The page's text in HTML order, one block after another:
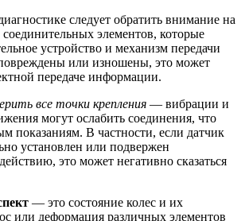
следует обратить внимание на
соединительных элементов, которые
устройство и механизм передачи
или изношены, это может
передаче информации.
все точки крепления — вибрации и
могут ослабить соединения, что
показаниям. В частности, если датчик
установлен или подвержен
это может негативно сказаться
— это состояние колес и их
или деформация различных элементов